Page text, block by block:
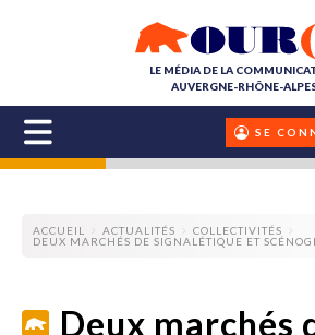
LE MÉDIA DE LA
AUVERGNE-RHÔNE-
SE
ACCUEIL ACTUALITÉS
COLLECTIVITÉS
DEUX MARCHÉS DE SIGNALÉTIQUE ET
Deux marchés